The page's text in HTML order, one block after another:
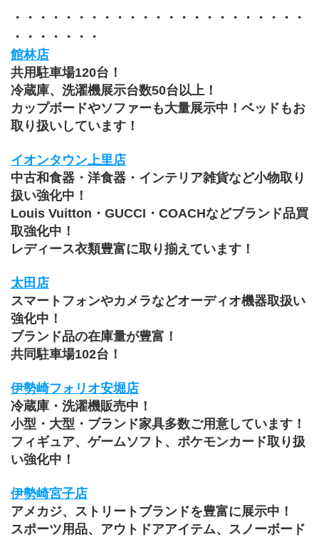
・・・・・・・・・・・・・・・・・・・・・・・
・・・・・・・
館林店
共用駐車場120台！
冷蔵庫、洗濯機展示台数50台以上！
カップボードやソファーも大量展示中！ベッドもお
取り扱いしています！
イオンタウン上里店
中古和食器・洋食器・インテリア雑貨など小物取り
扱い強化中！
Louis Vuitton・GUCCI・COACHなどブランド品買
取強化中！
レディース衣類豊富に取り揃えています！
太田店
スマートフォンやカメラなどオーディオ機器取扱い
強化中！
ブランド品の在庫量が豊富！
共同駐車場102台！
伊勢崎フォリオ安堀店
冷蔵庫・洗濯機販売中！
小型・大型・ブランド家具多数ご用意しています！
﻿フィギュア、ゲームソフト、ポケモンカード取り扱
い強化中！
伊勢崎宮子店
アメカジ、ストリートブランドを豊富に展示中！
スポーツ用品、アウトドアアイテム、スノーボード